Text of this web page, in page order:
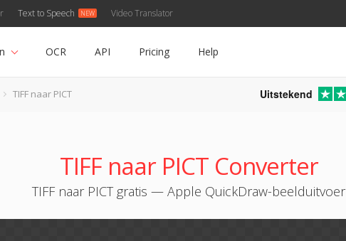
Text to Speech Video Translator
OCR API Pricing Help
TIFF naar PICT Uitstekend
TIFF naar PICT Converter
TIFF naar PICT gratis — Apple QuickDraw-beelduitvoer